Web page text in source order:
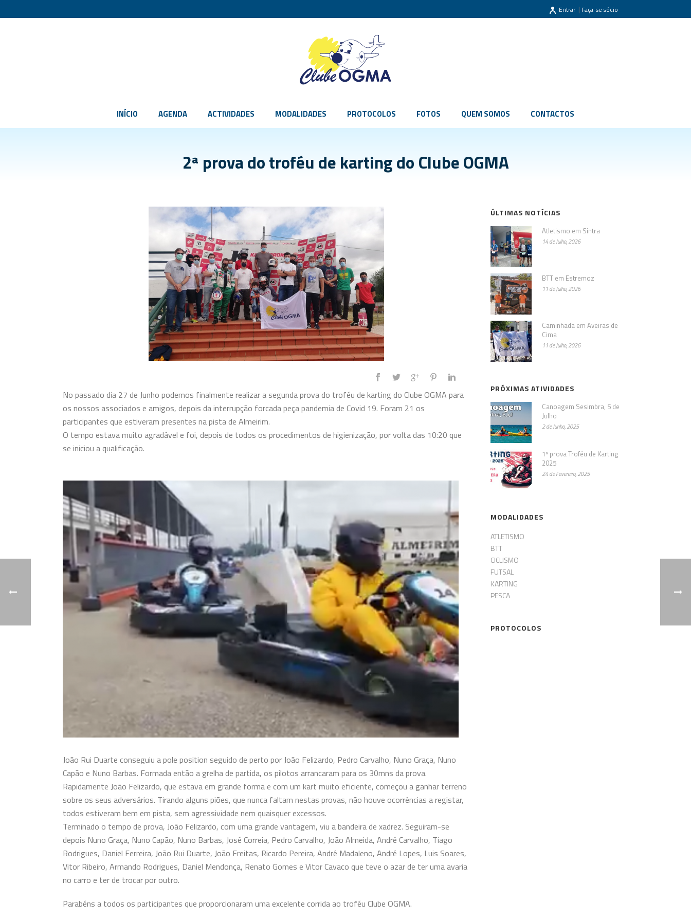
Entrar | Faça-se sócio
INÍCIO AGENDA ACTIVIDADES MODALIDADES PROTOCOLOS FOTOS QUEM SOMOS CONTACTOS
2ª prova do troféu de karting do Clube OGMA
No passado dia 27 de Junho podemos finalmente realizar a segunda prova do troféu de karting do Clube OGMA para
os nossos associados e amigos, depois da interrupção forcada peça pandemia de Covid 19. Foram 21 os
participantes que estiveram presentes na pista de Almeirim.
O tempo estava muito agradável e foi, depois de todos os procedimentos de higienização, por volta das 10:20 que
se iniciou a qualificação.
João Rui Duarte conseguiu a pole position seguido de perto por João Felizardo, Pedro Carvalho, Nuno Graça, Nuno
Capão e Nuno Barbas. Formada então a grelha de partida, os pilotos arrancaram para os 30mns da prova.
Rapidamente João Felizardo, que estava em grande forma e com um kart muito eficiente, começou a ganhar terreno
sobre os seus adversários. Tirando alguns piões, que nunca faltam nestas provas, não houve ocorrências a registar,
todos estiveram bem em pista, sem agressividade nem quaisquer excessos.
Terminado o tempo de prova, João Felizardo, com uma grande vantagem, viu a bandeira de xadrez. Seguiram-se
depois Nuno Graça, Nuno Capão, Nuno Barbas, José Correia, Pedro Carvalho, João Almeida, André Carvalho, Tiago
Rodrigues, Daniel Ferreira, João Rui Duarte, João Freitas, Ricardo Pereira, André Madaleno, André Lopes, Luis Soares,
Vitor Ribeiro, Armando Rodrigues, Daniel Mendonça, Renato Gomes e Vitor Cavaco que teve o azar de ter uma avaria
no carro e ter de trocar por outro.
Parabéns a todos os participantes que proporcionaram uma excelente corrida ao troféu Clube OGMA.
ÚLTIMAS NOTÍCIAS
Atletismo em Sintra
14 de Julho, 2026
BTT em Estremoz
11 de Julho, 2026
Caminhada em Aveiras de
Cima
11 de Julho, 2026
PRÓXIMAS ATIVIDADES
Canoagem Sesimbra, 5 de
Julho
2 de Junho, 2025
1ª prova Troféu de Karting
2025
24 de Fevereiro, 2025
MODALIDADES
ATLETISMO
BTT
CICLISMO
FUTSAL
KARTING
PESCA
PROTOCOLOS